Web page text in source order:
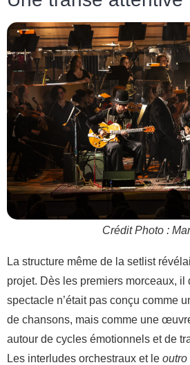
Crédit Photo :
La structure même de la setlist
projet. Dès les premiers morceaux,
spectacle n’était pas conçu comme
de chansons, mais comme une
autour de cycles émotionnels et de
Les interludes orchestraux et le outro